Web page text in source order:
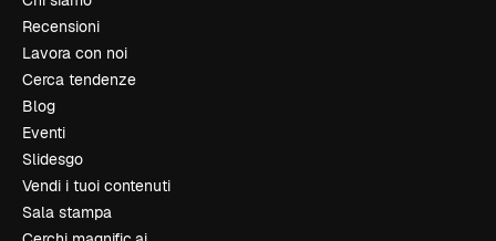
Recensioni
Lavora con noi
Cerca tendenze
Blog
Eventi
Slidesgo
Vendi i tuoi contenuti
Sala stampa